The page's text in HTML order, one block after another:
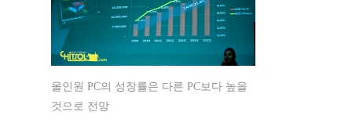
올인원 PC의 성장률은 다른 PC보다 높을
것으로 전망